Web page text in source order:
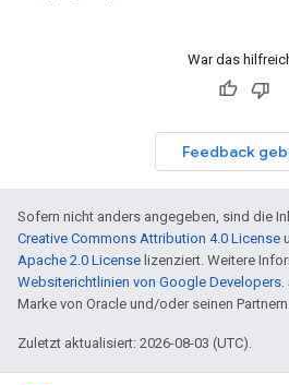
War das
Feedback
Sofern nicht anders angegeben, sind die
Creative Commons Attribution 4.0 License
Apache 2.0 License lizenziert. Weitere
Websiterichtlinien von Google Developers.
Marke von Oracle und/oder seinen
Zuletzt aktualisiert: 2026-08-03 (UTC).